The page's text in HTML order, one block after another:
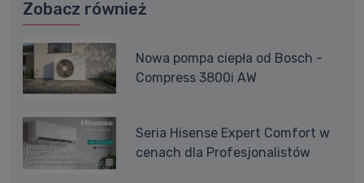
Zobacz również
Nowa pompa ciepła od Bosch -
Compress 3800i AW
Seria Hisense Expert Comfort w
cenach dla Profesjonalistów